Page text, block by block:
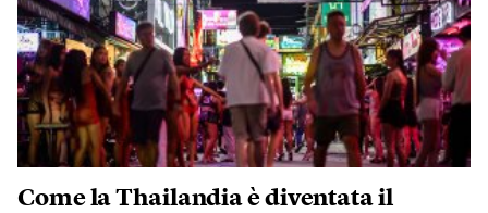
Come la Thailandia è diventata il